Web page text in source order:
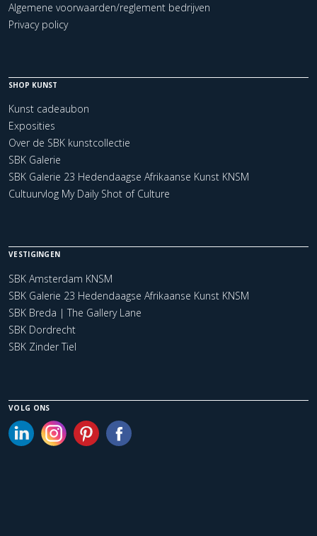
Algemene voorwaarden/reglement bedrijven
Privacy policy
SHOP KUNST
Kunst cadeaubon
Exposities
Over de SBK kunstcollectie
SBK Galerie
SBK Galerie 23 Hedendaagse Afrikaanse Kunst KNSM
Cultuurvlog My Daily Shot of Culture
VESTIGINGEN
SBK Amsterdam KNSM
SBK Galerie 23 Hedendaagse Afrikaanse Kunst KNSM
SBK Breda | The Gallery Lane
SBK Dordrecht
SBK Zinder Tiel
VOLG ONS